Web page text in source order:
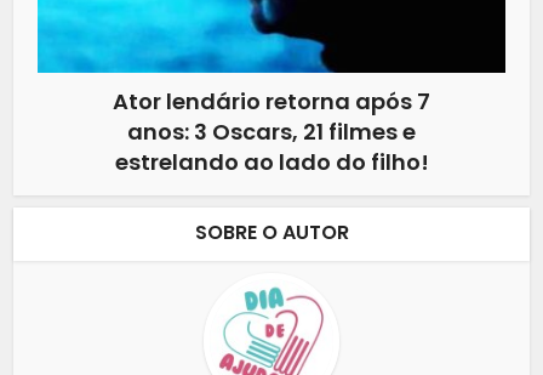
Ator lendário retorna após 7
anos: 3 Oscars, 21 filmes e
estrelando ao lado do filho!
SOBRE O AUTOR